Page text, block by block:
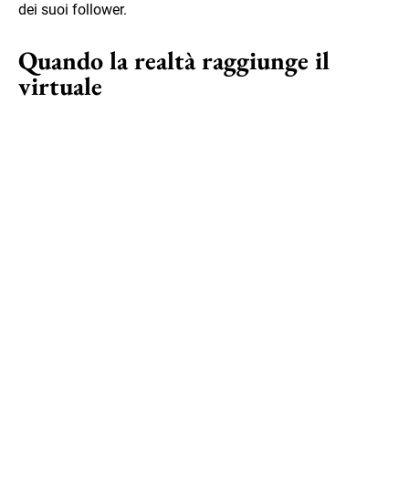
dei suoi follower.
Quando la realtà raggiunge il
virtuale